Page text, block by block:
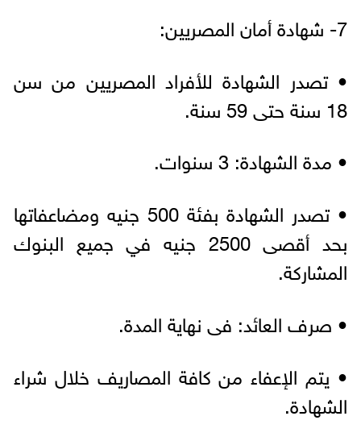
7- شهادة أمان المصريين:
• تصدر الشهادة للأفراد المصريين من سن
18 سنة حتى 59 سنة.
• مدة الشهادة: 3 سنوات.
• تصدر الشهادة بفئة 500 جنيه ومضاعفاتها
بحد أقصى 2500 جنيه في جميع البنوك
المشاركة.
• صرف العائد: فى نهاية المدة.
• يتم الإعفاء من كافة المصاريف خلال شراء
الشهادة.